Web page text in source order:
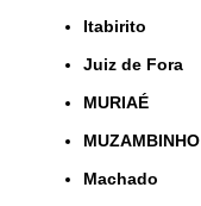
Itabirito
Juiz de Fora
MURIAÉ
MUZAMBINHO
Machado